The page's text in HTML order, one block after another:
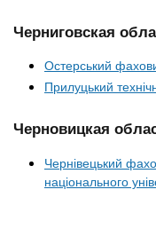
Черниговская
Остерський
Прилуцький
Черновицкая
Чернівецький
національного